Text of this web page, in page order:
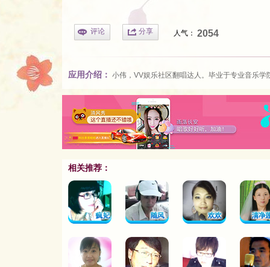
评论 分享 人气： 2054
应用介绍： 小伟，VV娱乐社区翻唱达人。毕业于专业音乐学
相关推荐：